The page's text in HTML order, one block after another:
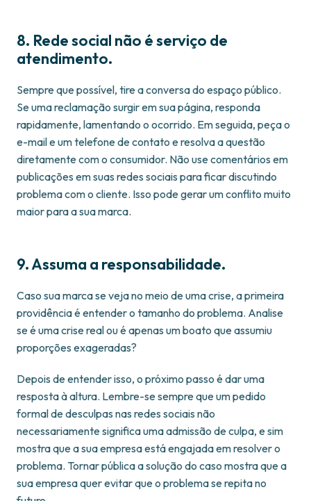
8. Rede social não é serviço de
atendimento.
Sempre que possível, tire a conversa do espaço público.
Se uma reclamação surgir em sua página, responda
rapidamente, lamentando o ocorrido. Em seguida, peça o
e-mail e um telefone de contato e resolva a questão
diretamente com o consumidor. Não use comentários em
publicações em suas redes sociais para ficar discutindo
problema com o cliente. Isso pode gerar um conflito muito
maior para a sua marca.
9. Assuma a responsabilidade.
Caso sua marca se veja no meio de uma crise, a primeira
providência é entender o tamanho do problema. Analise
se é uma crise real ou é apenas um boato que assumiu
proporções exageradas?
Depois de entender isso, o próximo passo é dar uma
resposta à altura. Lembre-se sempre que um pedido
formal de desculpas nas redes sociais não
necessariamente significa uma admissão de culpa, e sim
mostra que a sua empresa está engajada em resolver o
problema. Tornar pública a solução do caso mostra que a
sua empresa quer evitar que o problema se repita no